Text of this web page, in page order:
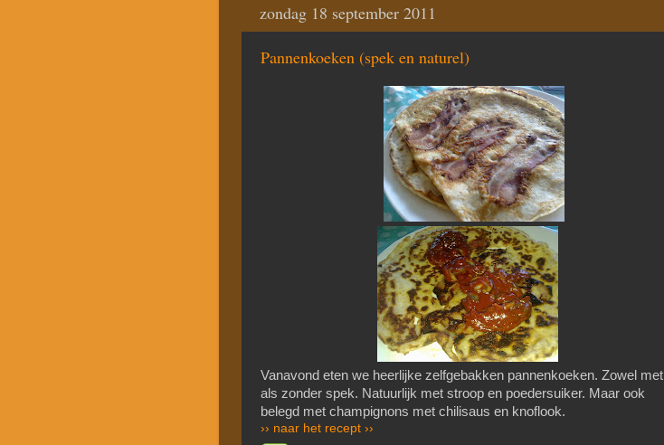
zondag 18 september 2011
Pannenkoeken (spek en naturel)
Vanavond eten we heerlijke zelfgebakken pannenkoeken. Zowel met
als zonder spek. Natuurlijk met stroop en poedersuiker. Maar ook
belegd met champignons met chilisaus en knoflook.
›› naar het recept ››